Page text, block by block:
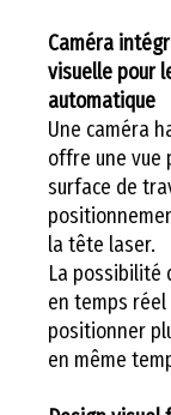
Caméra
visuelle pour
automatique
Une caméra
offre une vue
surface de
la tête laser.
La possibilité
en temps
positionner
en même